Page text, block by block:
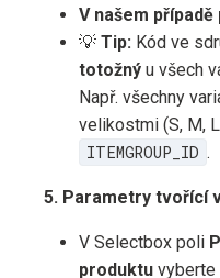
V našem
💡 Tip: Kód ve
totožný u všech
Např. všechny
velikostmi (S, M,
ITEMGROUP_ID .
5. Parametry tvořící
V Selectbox poli
produktu vyberte